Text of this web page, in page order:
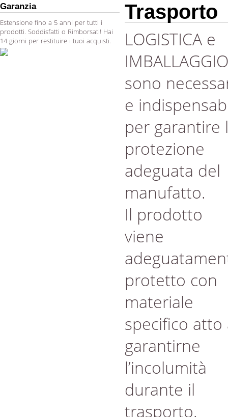
Garanzia
Estensione fino a 5 anni per tutti i
prodotti. Soddisfatti o Rimborsati! Hai
14 giorni per restituire i tuoi acquisti.
Trasporto
LOGISTICA e
IMBALLAGGIO
sono
e
per garantire
protezione
adeguata del
manufatto.
Il prodotto
viene
protetto con
materiale
specifico atto
garantirne
l’incolumità
durante il
trasporto.